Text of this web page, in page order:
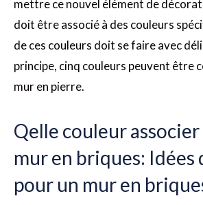
mettre ce nouvel élément de
doit être associé à des couleurs
de ces couleurs doit se faire avec
principe, cinq couleurs peuvent être
mur en pierre.
Qelle couleur associer
mur en briques: Idées
pour un mur en